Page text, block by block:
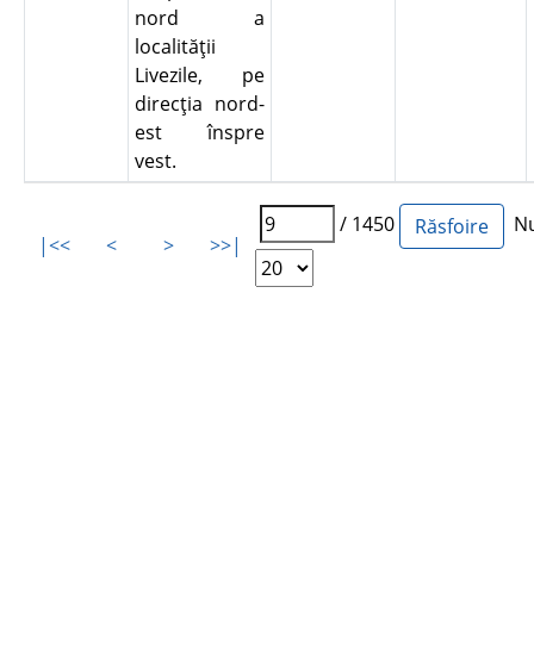
nord a
localităţii
Livezile, pe
direcţia nord-
est înspre
vest.
|<< < > >>|
/ 1450